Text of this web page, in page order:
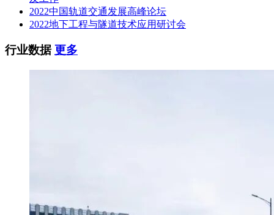
2022中国轨道交通发展高峰论坛
2022地下工程与隧道技术应用研讨会
行业数据更多